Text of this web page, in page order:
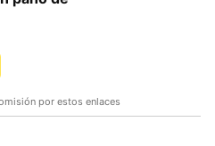
por estos enlaces